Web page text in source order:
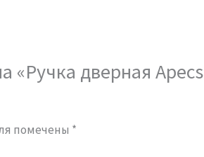
«Ручка дверная Apecs
помечены *